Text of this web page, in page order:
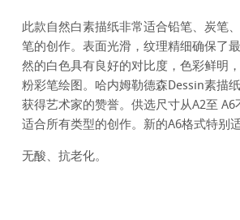
此款自然白素描纸非常适合铅笔、炭笔
笔的创作。表面光滑，纹理精细确保了
然的白色具有良好的对比度，色彩鲜明
粉彩笔绘图。哈内姆勒德森Dessin素描
获得艺术家的赞誉。供选尺寸从A2至 A6
适合所有类型的创作。新的A6格式特别
无酸、抗老化。